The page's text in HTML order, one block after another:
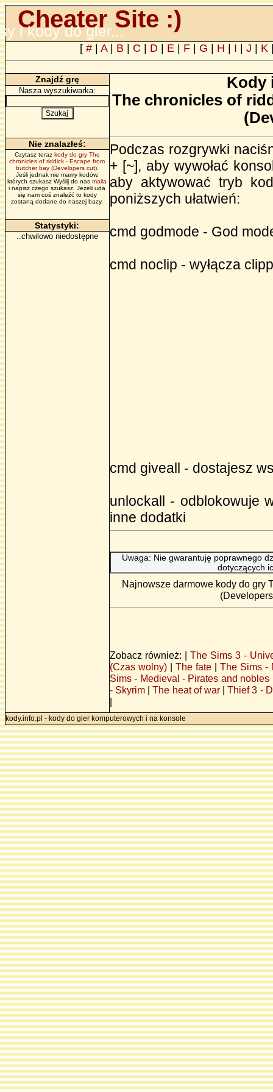
Cheater Site :)
i kody do gier...
[ # A| B C D E F G H I J K
Znajdź grę
Nasza wyszukiwarka:
Nie znalazłeś:
Czytasz teraz kody do gry The
chronicles of riddick - Escape from
butcher bay (Developers cut)
Jeśli jednak nie mamy kodów,
których szukasz Wyślij do nasmaila
i napisz czego szukasz. Jeżeli uda
się nam coś znaleźć to kody
zostaną dodane do naszej bazy.
Statystyki:
..chwilowo niedostępne
Kody
The chronicles of
Podczas rozgrywki
+ [~], aby wywołać
aby aktywować tryb
poniższych ułatwień:
cmd godmode - God
cmd noclip - wyłącza
cmd giveall - dostajesz
unlockall - odblokowuje
inne dodatki
Uwaga: Nie gwarantuję poprawnego
dotyczących
Najnowsze darmowe kody do gry
Zobacz również: | The Sims 3 -
(Czas wolny)| The fate| The Sims -
Sims - Medieval - Pirates and
- Skyrim |The heat of war|Thief 3 -
|
kody.info.pl - kody do gier komputerowych i na konsole